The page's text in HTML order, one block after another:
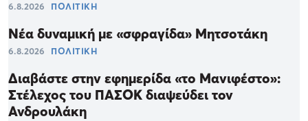
6.8.2026 ΠΟΛΙΤΙΚΗ
Νέα δυναμική με «σφραγίδα» Μητσοτάκη
6.8.2026 ΠΟΛΙΤΙΚΗ
Διαβάστε στην εφημερίδα «το Μανιφέστο»:
Στέλεχος του ΠΑΣΟΚ διαψεύδει τον
Ανδρουλάκη